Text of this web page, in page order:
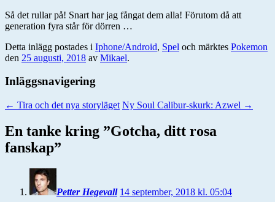
Så det rullar på! Snart har jag fångat dem alla! Förutom då att
generation fyra står för dörren …
Detta inlägg postades i Iphone/Android, Spel och märktes Pokemon
den 25 augusti, 2018 av Mikael.
Inläggsnavigering
← Tira och det nya storyläget Ny Soul Calibur-skurk: Azwel →
En tanke kring ”Gotcha, ditt rosa
fanskap”
Petter Hegevall 14 september, 2018 kl. 05:04